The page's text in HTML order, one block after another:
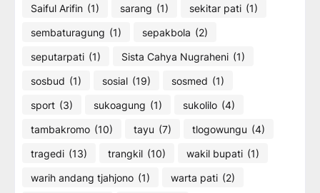
Saiful Arifin (1) sarang (1) sekitar pati (1)
sembaturagung (1) sepakbola (2)
seputarpati (1) Sista Cahya Nugraheni (1)
sosbud (1) sosial (19) sosmed (1)
sport (3) sukoagung (1) sukolilo (4)
tambakromo (10) tayu (7) tlogowungu (4)
tragedi (13) trangkil (10) wakil bupati (1)
warih andang tjahjono (1) warta pati (2)